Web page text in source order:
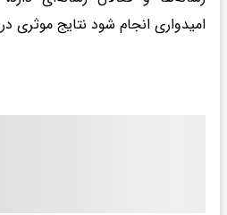
امیدواری انجام شود نتایج